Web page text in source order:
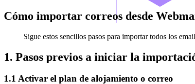
Cómo importar correos desde
Sigue estos sencillos pasos para importar todos los
1. Pasos previos a iniciar la
1.1 Activar el plan de alojamiento o correo